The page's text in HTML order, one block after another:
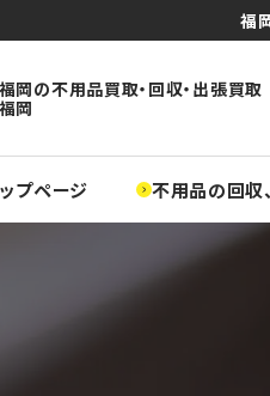
福
岡の不用品買取・回収・出張買取
岡
プページ 不用品の回収